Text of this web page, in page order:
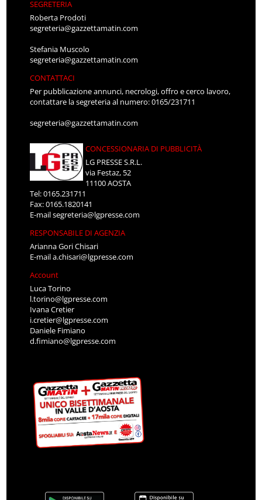
SEGRETERIA
Roberta Prodoti
segreteria@gazzettamatin.com
Stefania Muscolo
segreteria@gazzettamatin.com
CONTATTACI
Per pubblicazione annunci, necrologi, offro e cerco lavoro,
contattare la segreteria al numero: 0165/231711
segreteria@gazzettamatin.com
CONCESSIONARIA DI PUBBLICITÀ
LG PRESSE S.R.L.
via Festaz, 52
11100 AOSTA
Tel: 0165.231711
Fax: 0165.1820141
E-mailsegreteria@lgpresse.com
RESPONSABILE DI AGENZIA
Arianna Gori Chisari
E-maila.chisari@lgpresse.com
Account
Luca Torino
l.torino@lgpresse.com
Ivana Cretier
i.cretier@lgpresse.com
Daniele Fimiano
d.fimiano@lgpresse.com